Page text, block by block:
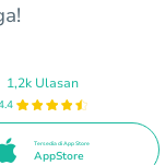
1,2k Ulasan
Tersedia di App Store
AppStore